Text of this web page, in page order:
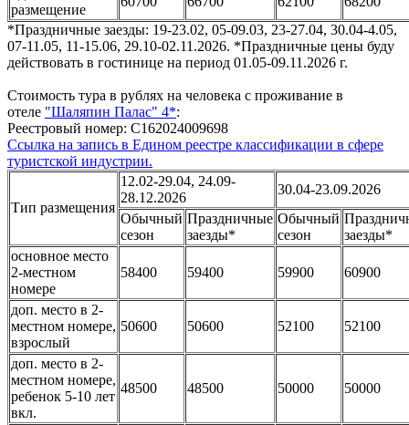
размещение
*Праздничные заезды: 19-23.02, 05-09.03, 23-27.04, 30.04-4.05,
07-11.05, 11-15.06, 29.10-02.11.2026. *Праздничные цены буду
действовать в гостинице на период 01.05-09.11.2026 г.
Стоимость тура в рублях на человека с проживание в
отеле "Шаляпин Палас" 4*:
Реестровый номер: С162024009698
Ссылка на запись в Едином реестре классификации в сфере
туристской индустрии.
Тип размещения
12.02-29.04, 24.09-
28.12.2026
30.04-23.09.2026
Обычный
сезон
Праздничные
заезды*
Обычный
сезон
заезды*
основное место
2-местном
номере
58400 59400 59900 60900
доп. место в 2-
местном номере,
взрослый
50600 50600 52100 52100
доп. место в 2-
местном номере,
ребенок 5-10 лет
вкл.
48500 48500 50000 50000